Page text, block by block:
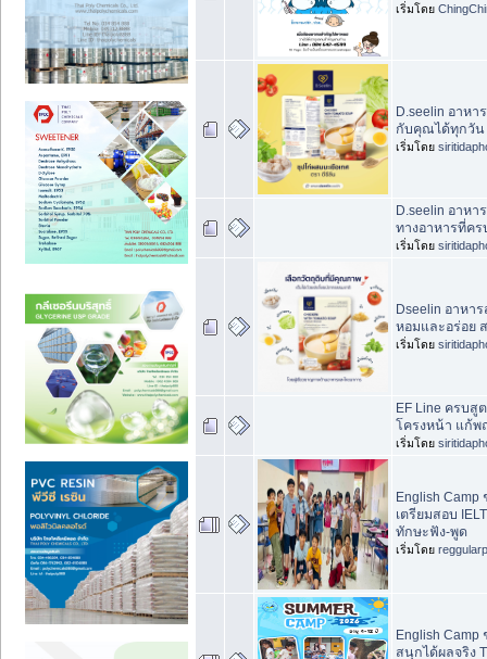
เริ่มโดย
D.seelin อาหา
กับคุณได้ทุกวัน
เริ่มโดย
D.seelin อาห
ทางอาหารที่คร
เริ่มโดย
Dseelin อาหา
หอมและอร่อย
เริ่มโดย
EF Line ครบสู
โครงหน้า แก้พ
เริ่มโดย
English
เตรียมสอบ
ทักษะฟัง-พูด
เริ่มโดย
English
สนุกได้ผลจริง